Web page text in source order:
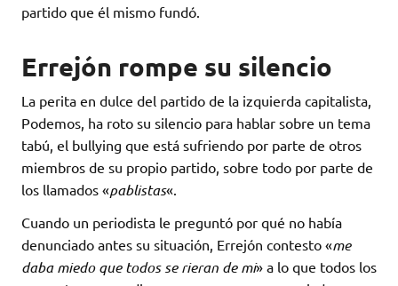
partido que él mismo fundó.
Errejón rompe su silencio
La perita en dulce del partido de la izquierda capitalista,
Podemos, ha roto su silencio para hablar sobre un tema
tabú, el bullying que está sufriendo por parte de otros
miembros de su propio partido, sobre todo por parte de
los llamados «pablistas«.
Cuando un periodista le preguntó por qué no había
denunciado antes su situación, Errejón contesto «me
daba miedo que todos se rieran de mi» a lo que todos los